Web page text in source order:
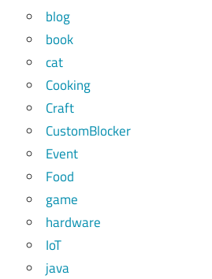
blog
book
cat
Cooking
Craft
CustomBlocker
Event
Food
game
hardware
IoT
java